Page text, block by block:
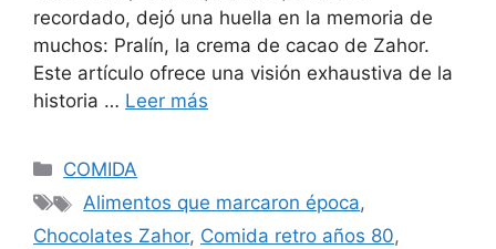
recordado, dejó una huella en la memoria de
muchos: Pralín, la crema de cacao de Zahor.
Este artículo ofrece una visión exhaustiva de la
historia … Leer más
Categorías
COMIDA
Etiquetas
Alimentos que marcaron época,
Chocolates Zahor, Comida retro años 80,